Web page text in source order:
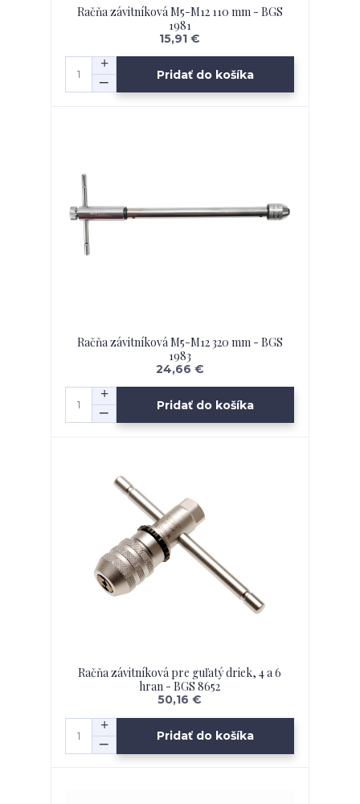
Račňa závitníková M5-M12 110 mm - BGS
1981
15,91 €
Pridať do košíka
Račňa závitníková M5-M12 320 mm - BGS
1983
24,66 €
Pridať do košíka
Račňa závitníková pre guľatý driek, 4 a 6
hran - BGS 8652
50,16 €
Pridať do košíka